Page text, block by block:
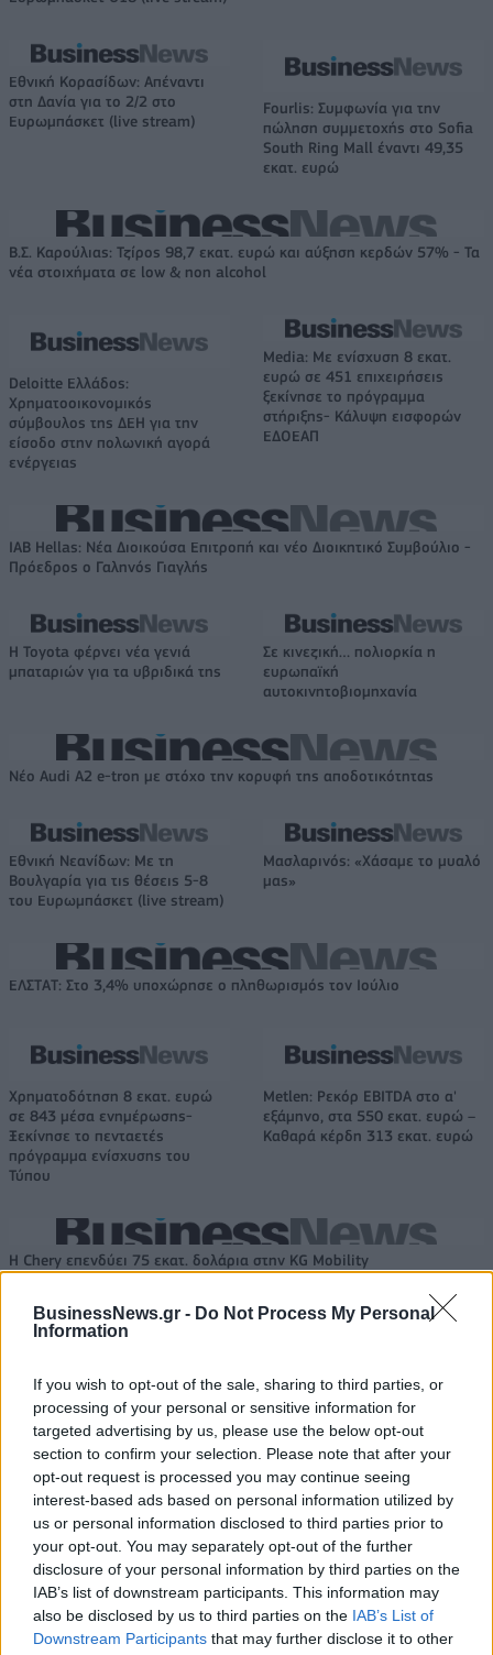
BusinessNews.gr - Do Not Process My Personal
Information
If you wish to opt-out of the sale, sharing to third parties, or
processing of your personal or sensitive information for
targeted advertising by us, please use the below opt-out
section to confirm your selection. Please note that after your
opt-out request is processed you may continue seeing
interest-based ads based on personal information utilized by
us or personal information disclosed to third parties prior to
your opt-out. You may separately opt-out of the further
disclosure of your personal information by third parties on the
IAB’s list of downstream participants. This information may
also be disclosed by us to third parties on the IAB’s List of
Downstream Participants that may further disclose it to other
Εθνική Κορασίδων: Απέναντι
στη Δανία για το 2/2 στο
Ευρωμπάσκετ (live stream)
Fourlis: Συμφωνία για την
πώληση συμμετοχής στο Sofia
South Ring Mall έναντι 49,35
εκατ. ευρώ
Β.Σ. Καρούλιας: Τζίρος 98,7 εκατ. ευρώ και αύξηση κερδών 57% - Τα
νέα στοιχήματα σε low & non alcohol
Deloitte Ελλάδος:
Χρηματοοικονομικός
σύμβουλος της ΔΕΗ για την
είσοδο στην πολωνική αγορά
ενέργειας
Media: Με ενίσχυση 8 εκατ.
ευρώ σε 451 επιχειρήσεις
ξεκίνησε το πρόγραμμα
στήριξης- Κάλυψη εισφορών
ΕΔΟΕΑΠ
IAB Hellas: Νέα Διοικούσα Επιτροπή και νέο Διοικητικό Συμβούλιο -
Πρόεδρος ο Γαληνός Γιαγλής
Η Toyota φέρνει νέα γενιά
μπαταριών για τα υβριδικά της
Σε κινεζική… πολιορκία η
ευρωπαϊκή
αυτοκινητοβιομηχανία
Νέο Audi A2 e-tron με στόχο την κορυφή της αποδοτικότητας
Εθνική Νεανίδων: Με τη
Βουλγαρία για τις θέσεις 5-8
του Ευρωμπάσκετ (live stream)
Μασλαρινός: «Χάσαμε το μυαλό
μας»
ΕΛΣΤΑΤ: Στο 3,4% υποχώρησε ο πληθωρισμός τον Ιούλιο
Χρηματοδότηση 8 εκατ. ευρώ
σε 843 μέσα ενημέρωσης-
Ξεκίνησε το πενταετές
πρόγραμμα ενίσχυσης του
Τύπου
Metlen: Ρεκόρ EBITDA στο α'
εξάμηνο, στα 550 εκατ. ευρώ –
Καθαρά κέρδη 313 εκατ. ευρώ
Η Chery επενδύει 75 εκατ. δολάρια στην KG Mobility
συνεργασίας τους μέχρι το
2028
18η συνεχόμενη χρονιά για τον ΟΤΕ στη διεθνή σειρά δεικτών
FTSE4Good
Alpha Bank: Για πρώτη φορά το Αρχαίο Θέατρο Επιδαύρου άνοιξε τις
πύλες του σε όλους